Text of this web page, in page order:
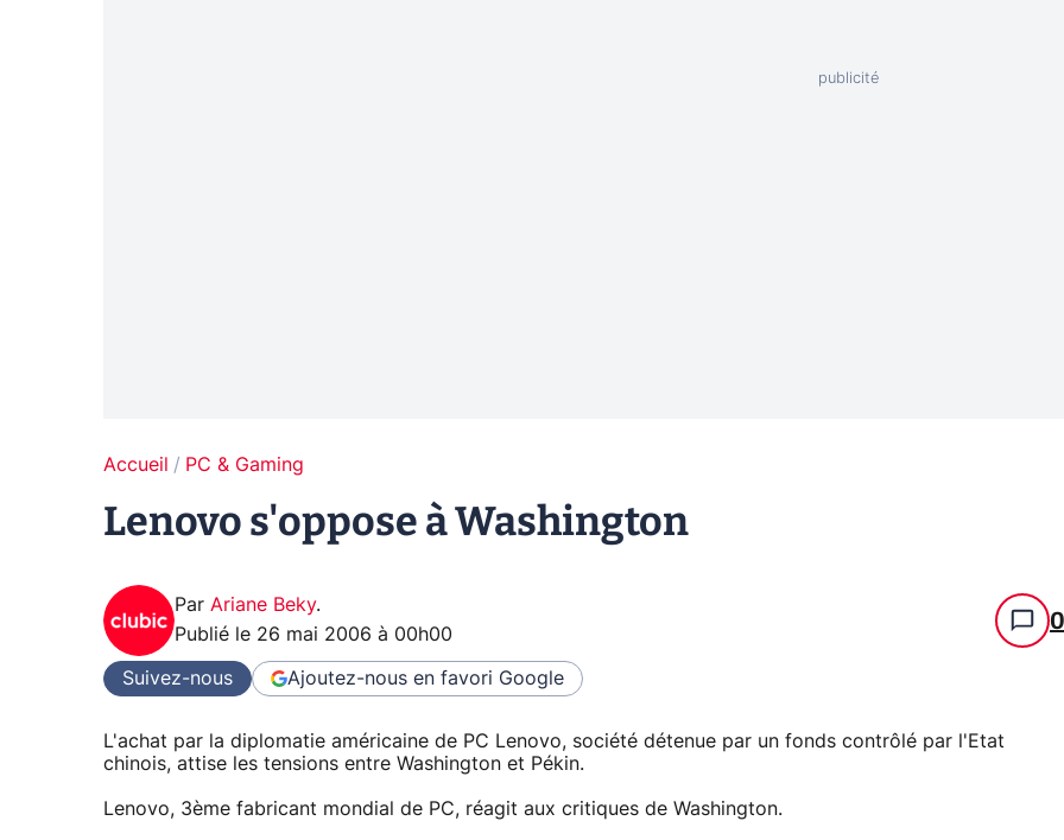
Accueil PC & Gaming
Lenovo s'oppose à Washington
Par Ariane Beky.
Publié le 26 mai 2006 à 00h00 0
Suivez-nous Ajoutez-nous en favori Google
L'achat par la diplomatie américaine de PC Lenovo, société détenue par un fonds contrôlé par l'Etat
chinois, attise les tensions entre Washington et Pékin.
Lenovo, 3ème fabricant mondial de PC, réagit aux critiques de Washington.